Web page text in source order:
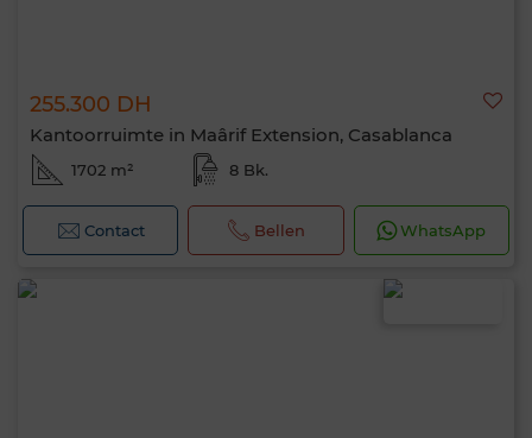
255.300 DH
Kantoorruimte in Maârif Extension, Casablanca
1702 m² 8 Bk.
Contact Bellen WhatsApp